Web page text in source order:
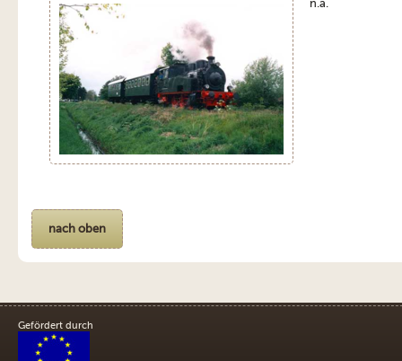
n.a.
nach oben
Gefördert durch